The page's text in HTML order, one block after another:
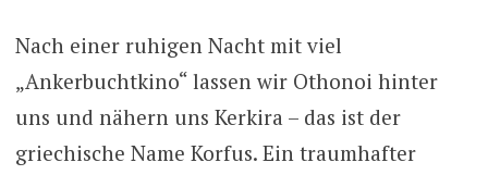
Nach einer ruhigen Nacht mit viel
„Ankerbuchtkino“ lassen wir Othonoi hinter
uns und nähern uns Kerkira – das ist der
griechische Name Korfus. Ein traumhafter